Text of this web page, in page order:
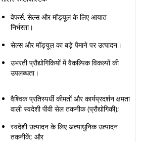
वेफर्स, सेल्स और मॉड्यूल के लिए आयात
निर्भरता।
सेल्स और मॉड्यूल का बड़े पैमाने पर उत्पादन।
उभरती प्रौद्योगिकियों में वैकल्पिक विकल्पों की
उपलब्धता।
वैश्विक प्रतिस्पर्धी कीमतों और कार्यप्रदर्शन क्षमता
वाली स्वदेशी पीवी सेल तकनीक (प्रौद्योगिकी);
स्वदेशी उत्पादन के लिए अत्याधुनिक उत्पादन
तकनीकें; और